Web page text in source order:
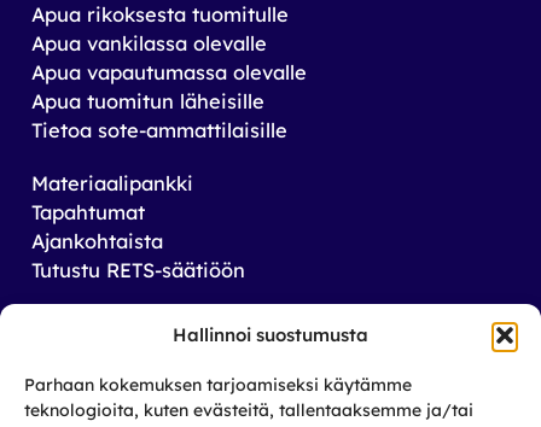
Hallinnoi suostumusta
Parhaan kokemuksen tarjoamiseksi käytämme
teknologioita, kuten evästeitä, tallentaaksemme ja/tai
Apua rikoksesta tuomitulle
Apua vankilassa olevalle
Apua vapautumassa olevalle
Apua tuomitun läheisille
Tietoa sote-ammattilaisille
Materiaalipankki
Tapahtumat
Ajankohtaista
Tutustu RETS-säätiöön
Tilaa uutiskirjeemme
Saat tiedon tulevista tapahtumista sekä
toiminnastamme rikos­taustaisten ja heidän